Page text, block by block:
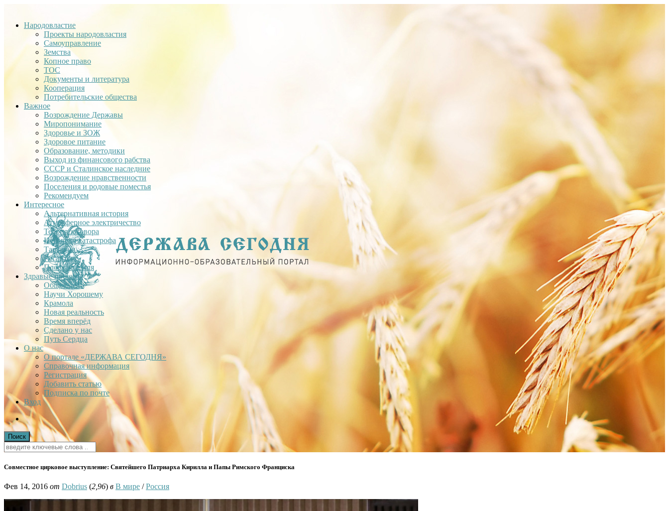
Народовластие
Проекты народовластия
Самоуправление
Земства
Копное право
ТОС
Документы и литература
Кооперация
Потребительские общества
Важное
Возрождение Державы
Миропонимание
Здоровье и ЗОЖ
Здоровое питание
Образование, методики
Выход из финансового рабства
СССР и Сталинское наследние
Возрождение нравственности
Поселения и родовые поместья
Рекомендуем
Интересное
Альтернативная история
Атмосферное электричество
Теория заговора
Недавняя катастрофа
Тартария
Гиганты
Плоская Земля
Здравые проекты
Общее дело
Научи Хорошему
Крамола
Новая реальность
Время вперёд
Сделано у нас
Путь Сердца
О нас
О портале «ДЕРЖАВА СЕГОДНЯ»
Справочная информация
Регистрация
Добавить статью
Подписка по почте
Вход
Совместное цирковое выступление: Святейшего Патриарха Кирилла и Папы Римского Франциска
Фев 14, 2016 от Dobrius (2,96) в В мире /Россия